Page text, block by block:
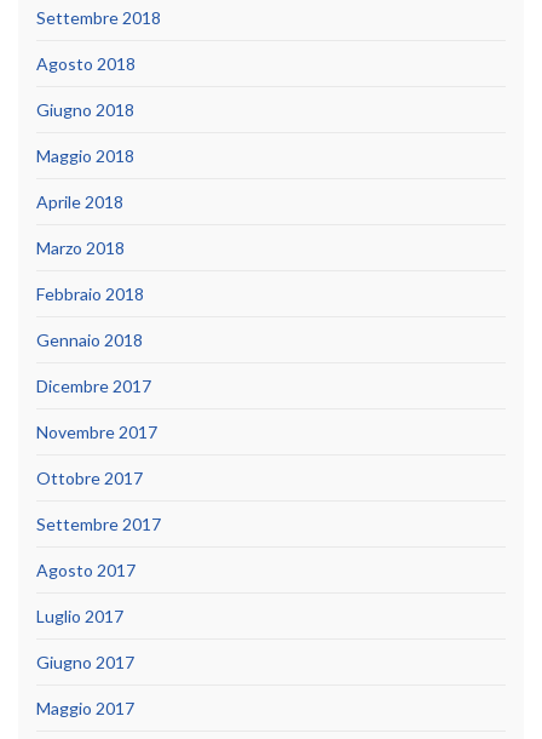
Settembre 2018
Agosto 2018
Giugno 2018
Maggio 2018
Aprile 2018
Marzo 2018
Febbraio 2018
Gennaio 2018
Dicembre 2017
Novembre 2017
Ottobre 2017
Settembre 2017
Agosto 2017
Luglio 2017
Giugno 2017
Maggio 2017